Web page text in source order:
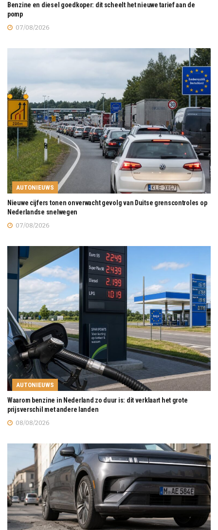
Benzine en diesel goedkoper: dit scheelt het nieuwe tarief aan de
pomp
07/08/2026
AUTONIEUWS
Nieuwe cijfers tonen onverwacht gevolg van Duitse grenscontroles op
Nederlandse snelwegen
07/08/2026
AUTONIEUWS
Waarom benzine in Nederland zo duur is: dit verklaart het grote
prijsverschil met andere landen
08/08/2026